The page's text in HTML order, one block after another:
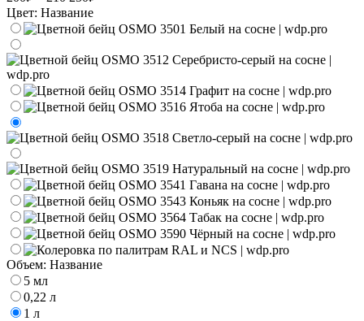
Цвет: Название
Объем: Название
5 мл
0,22 л
1 л